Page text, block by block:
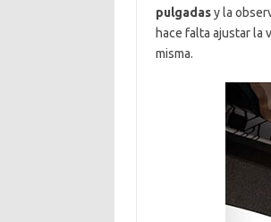
pulgadasy la
hace falta ajustar la
misma.